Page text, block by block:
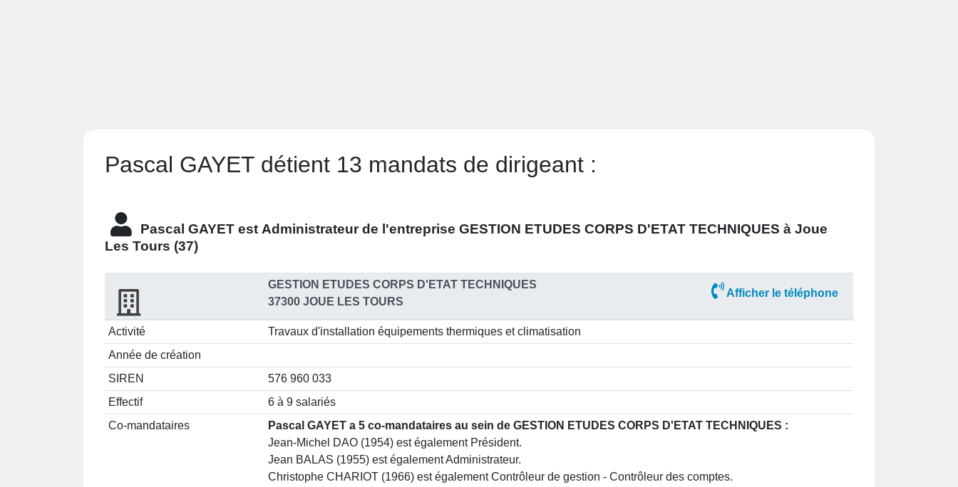
Pascal GAYET détient 13 mandats de dirigeant :
Pascal GAYET est Administrateurde l'entreprise GESTION ETUDES CORPS D'ETAT TECHNIQUES à Joue
Les Tours (37)
Afficher le téléphone
GESTION ETUDES CORPS D'ETAT TECHNIQUES
37300 JOUE LES TOURS
Activité
Travaux d'installation équipements thermiques et climatisation
Année de création
SIREN
576 960 033
Effectif
6 à 9 salariés
Co-mandataires
Pascal GAYET a 5 co-mandataires au sein de GESTION ETUDES CORPS D'ETAT TECHNIQUES :
Jean-Michel DAO (1954) est également Président.
Jean BALAS (1955) est également Administrateur.
Christophe CHARIOT (1966) est également Contrôleur de gestion - Contrôleur des comptes.